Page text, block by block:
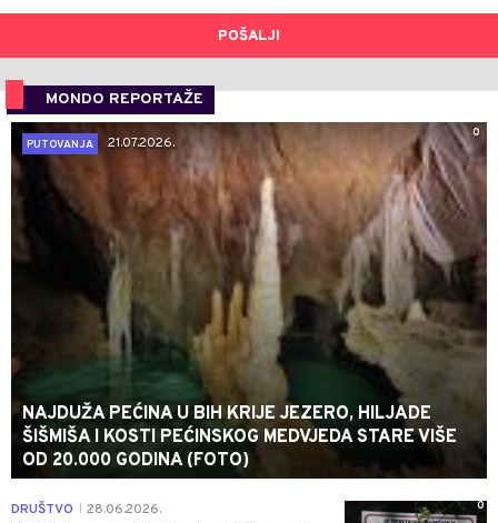
POŠALJI
MONDO REPORTAŽE
0
PUTOVANJA
21.07.2026.
NAJDUŽA PEĆINA U BIH KRIJE JEZERO, HILJADE
ŠIŠMIŠA I KOSTI PEĆINSKOG MEDVJEDA STARE VIŠE
OD 20.000 GODINA (FOTO)
0
DRUŠTVO 28.06.2026.